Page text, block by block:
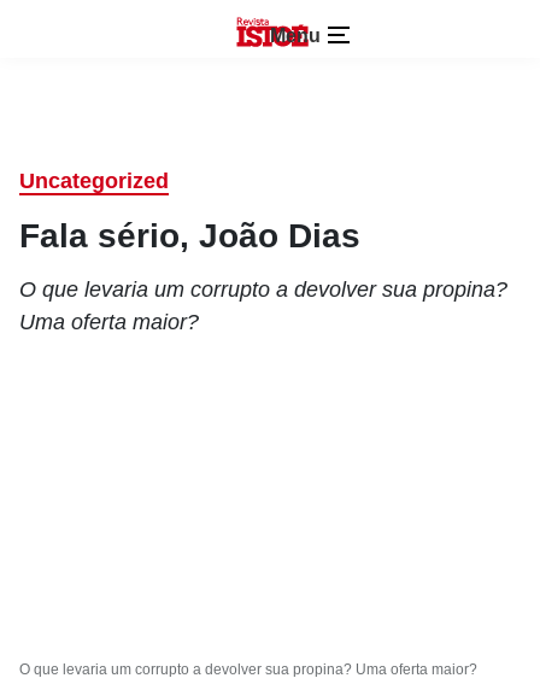
Menu
Uncategorized
Fala sério, João Dias
O que levaria um corrupto a devolver sua propina?
Uma oferta maior?
O que levaria um corrupto a devolver sua propina? Uma oferta maior?